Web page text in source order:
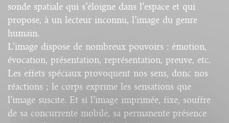
sonde spatiale qui s’éloigne dans l’espace et qui
propose, à un lecteur inconnu, l’image du genre
humain.
L’image dispose de nombreux pouvoirs : émotion,
évocation, présentation, représentation, preuve, etc.
Les effets spéciaux provoquent nos sens, donc nos
réactions ; le corps exprime les sensations que
l’image suscite. Et si l’image imprimée, fixe, souffre
de sa concurrente mobile, sa permanente présence